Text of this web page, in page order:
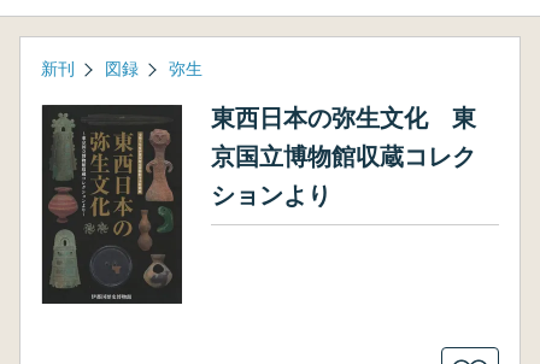
新刊 図録 弥生
東西日本の弥生文化 東
京国立博物館収蔵コレク
ションより